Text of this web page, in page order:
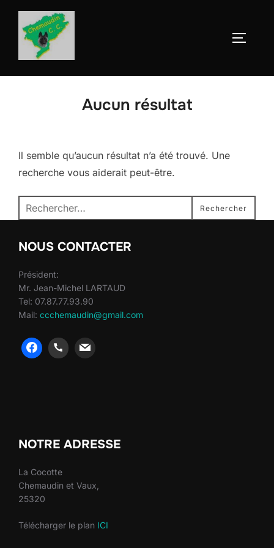
Aller
contenu
Aucun résultat
Il semble qu’aucun résultat n’a été trouvé. Une
recherche vous aiderait peut-être.
Recherche
pour :
Rechercher
NOUS CONTACTER
Président:
Mr. Jean-Michel LARTAUD
Tel: 07.87.77.93.90
Mail: ccchemaudin@gmail.com
NOTRE ADRESSE
La Cocotte
Chemaudin et Vaux,
25320
Télécharger le plan ICI